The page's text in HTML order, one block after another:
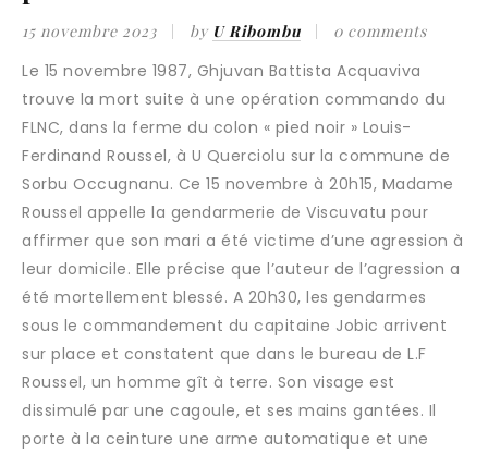
15 novembre 2023 by U Ribombu 0 comments
Le 15 novembre 1987, Ghjuvan Battista Acquaviva
trouve la mort suite à une opération commando du
FLNC, dans la ferme du colon « pied noir » Louis-
Ferdinand Roussel, à U Querciolu sur la commune de
Sorbu Occugnanu. Ce 15 novembre à 20h15, Madame
Roussel appelle la gendarmerie de Viscuvatu pour
affirmer que son mari a été victime d’une agression à
leur domicile. Elle précise que l’auteur de l’agression a
été mortellement blessé. A 20h30, les gendarmes
sous le commandement du capitaine Jobic arrivent
sur place et constatent que dans le bureau de L.F
Roussel, un homme gît à terre. Son visage est
dissimulé par une cagoule, et ses mains gantées. Il
porte à la ceinture une arme automatique et une